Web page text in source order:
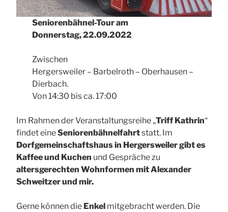
Seniorenbähnel-Tour am
Donnerstag, 22.09.2022
Zwischen
Hergersweiler – Barbelroth – Oberhausen –
Dierbach.
Von 14:30 bis ca. 17:00
Im Rahmen der Veranstaltungsreihe „Triff Kathrin“
findet eineSeniorenbähnelfahrtstatt. Im
Dorfgemeinschaftshaus in Hergersweiler gibt es
Kaffee und Kuchen und Gespräche zu
altersgerechten Wohnformen mit Alexander
Schweitzer und mir.
Gerne können die Enkel mitgebracht werden. Die